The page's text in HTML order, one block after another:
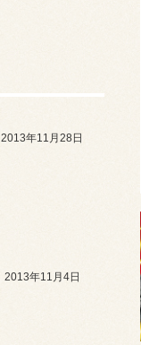
2013年11月28日
2013年11月4日